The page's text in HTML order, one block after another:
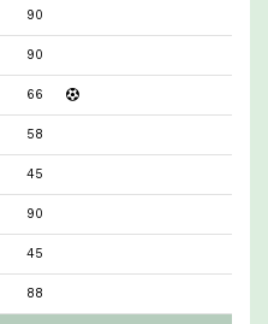
90
90
66
58
45
90
45
88